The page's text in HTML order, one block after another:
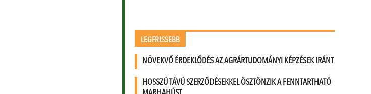
LEGFRISSEBB
NÖVEKVŐ ÉRDEKLŐDÉS AZ AGRÁRTUDOMÁNYI KÉPZÉSEK IRÁNT
HOSSZÚ TÁVÚ SZERZŐDÉSEKKEL ÖSZTÖNZIK A FENNTARTHATÓ